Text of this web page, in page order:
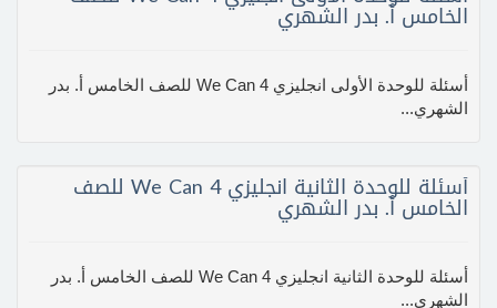
الخامس أ. بدر الشهري
أسئلة للوحدة الأولى انجليزي We Can 4 للصف الخامس أ. بدر
الشهري...
أسئلة للوحدة الثانية انجليزي We Can 4 للصف
الخامس أ. بدر الشهري
أسئلة للوحدة الثانية انجليزي We Can 4 للصف الخامس أ. بدر
الشهري...